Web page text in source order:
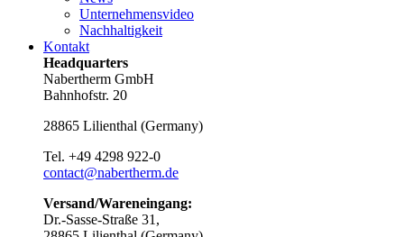
Unternehmensvideo
Nachhaltigkeit
Kontakt
Headquarters
Nabertherm GmbH
Bahnhofstr. 20
28865 Lilienthal (Germany)
Tel. +49 4298 922-0
contact@nabertherm.de
Versand/Wareneingang:
Dr.-Sasse-Straße 31,